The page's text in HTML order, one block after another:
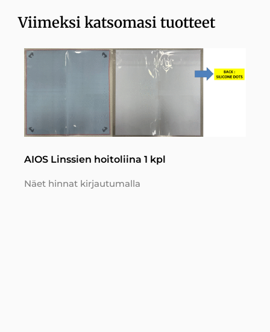
Viimeksi katsomasi tuotteet
AIOS Linssien hoitoliina 1 kpl
Näet hinnat kirjautumalla